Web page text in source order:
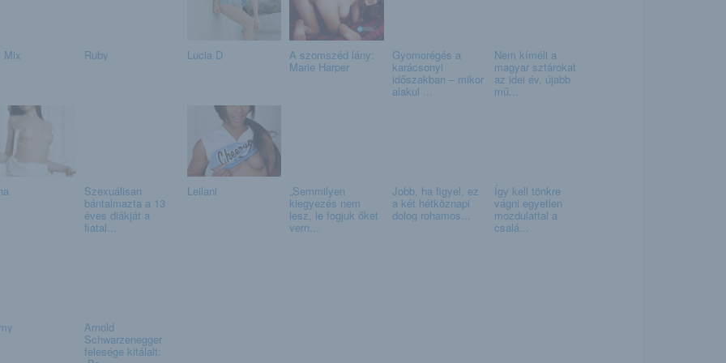
Mix Ruby Lucia D A szomszéd lány:
Marie Harper
Gyomorégés a
karácsonyi
időszakban – mikor
alakul ...
Nem kíméli a
magyar sztárokat
az idei év, újabb
mű...
Szexuálisan
bántalmazta a 13
éves diákját a
fiatal...
Leilani „Semmilyen
kiegyezés nem
lesz, le fogjuk őket
vern...
Jobb, ha figyel, ez
a két hétköznapi
dolog rohamos...
Így kell tönkre
vágni egyetlen
mozdulattal a
csalá...
Arnold
Schwarzenegger
felesége kitálalt: